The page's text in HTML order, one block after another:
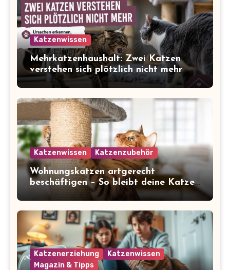
Katzenwissen
Mehrkatzenhaushalt: Zwei Katzen
verstehen sich plötzlich nicht mehr
Katzenwissen Katzenzubehör
Wohnungskatzen artgerecht
beschäftigen – So bleibt deine Katze
glücklich und gesund
Katzenerziehung
Katzenwissen
Magazin & Tipps